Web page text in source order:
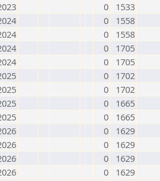
0
1533
0
1558
0
1558
0
1705
0
1705
0
1702
0
1702
0
1665
0
1665
0
1629
0
1629
0
1629
0 1629